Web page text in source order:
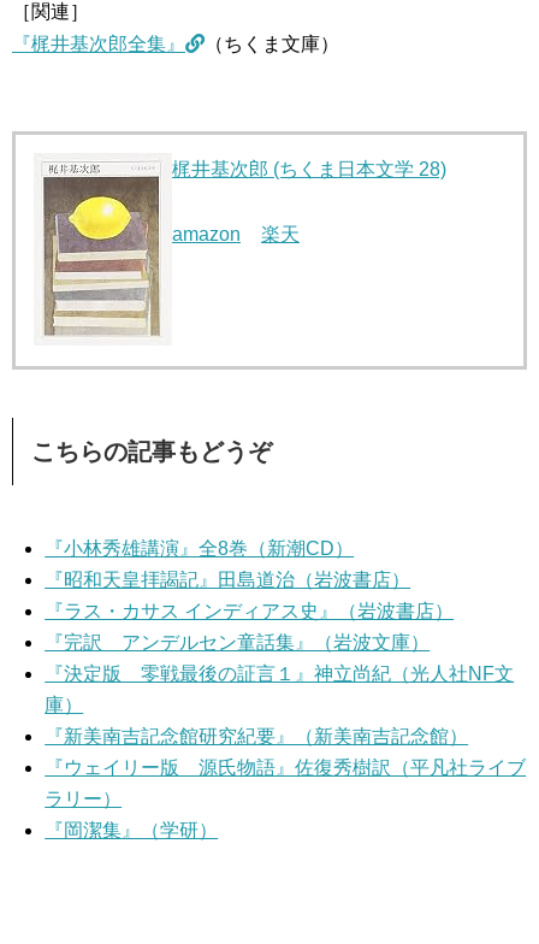
［関連］
『梶井基次郎全集』
（ちくま文庫）
梶井基次郎 (ちくま日本文学 28)
amazon 楽天
こちらの記事もどうぞ
『小林秀雄講演』全8巻（新潮CD）
『昭和天皇拝謁記』田島道治（岩波書店）
『ラス・カサス インディアス史』（岩波書店）
『完訳 アンデルセン童話集』（岩波文庫）
『決定版 零戦最後の証言１』神立尚紀（光人社NF文
庫）
『新美南吉記念館研究紀要』（新美南吉記念館）
『ウェイリー版 源氏物語』佐復秀樹訳（平凡社ライブ
ラリー）
『岡潔集』（学研）